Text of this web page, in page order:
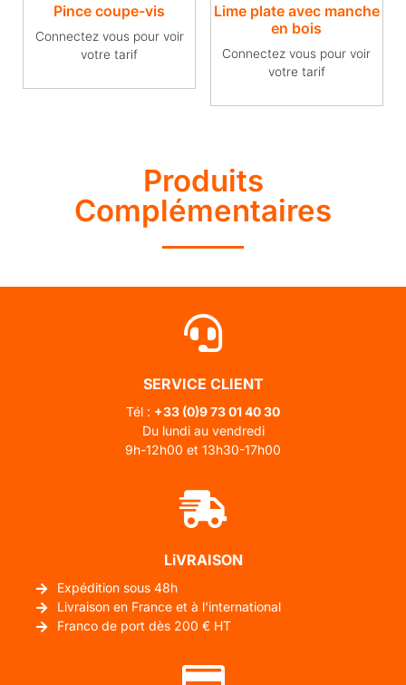
Pince coupe-vis
Connectez vous pour voir
votre tarif
Lime plate avec manche
en bois
Connectez vous pour voir
votre tarif
Produits
Complémentaires
SERVICE CLIENT
Tél : +33 (0)9 73 01 40 30
Du lundi au vendredi
9h-12h00 et 13h30-17h00
LiVRAISON
Expédition sous 48h
Livraison en France et à l'international
Franco de port dès 200 € HT